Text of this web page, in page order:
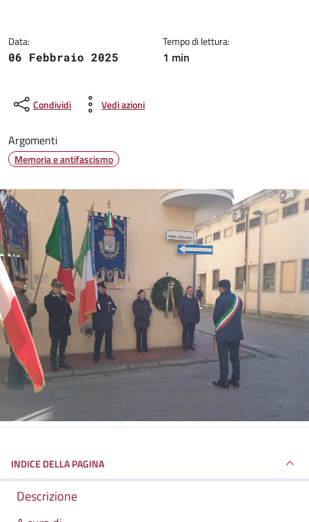
Data:
06 Febbraio 2025
Tempo di lettura:
1 min
Condividi Vedi azioni
Argomenti
Memoria e antifascismo
INDICE DELLA PAGINA
Descrizione